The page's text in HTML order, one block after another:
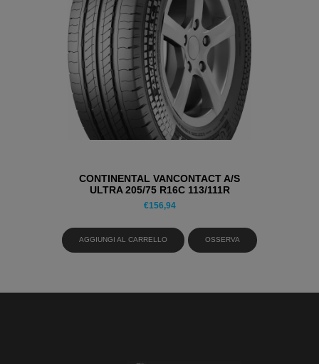
CONTINENTAL VANCONTACT A/S
ULTRA 205/75 R16C 113/111R
PNEUMATICI 4 STAGIONI
€156,94
AGGIUNGI AL CARRELLO OSSERVA